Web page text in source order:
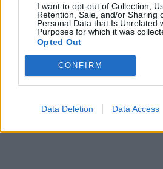
I want to opt-out of Collection,
Retention, Sale, and/or Sharing
Personal Data that Is Unrelated
Purposes for which it was
Opted Out
CONFIRM
Data Deletion Data Access